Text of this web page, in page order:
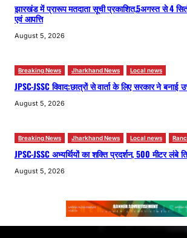
झारखंड में प्रारूप मतदाता सूची प्रकाशित,5अगस्त से 4
एवं आपत्ति
August 5, 2026
Breaking News Jharkhand News Local news
JPSC-JSSC विवाद:छात्रों से वार्ता के लिए सरकार ने बनाई
August 5, 2026
Breaking News Jharkhand News Local news
JPSC-JSSC अभ्यर्थियों का शक्ति प्रदर्शन, 500 मीटर लंबे
August 5, 2026